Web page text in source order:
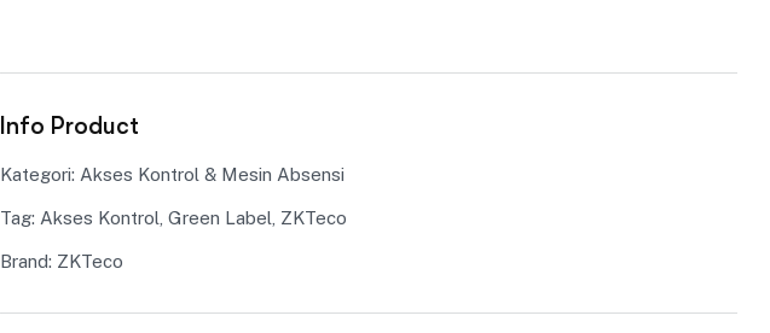
Info Product
Kategori: Akses Kontrol & Mesin Absensi
Tag: Akses Kontrol Green Label ZKTeco
Brand: ZKTeco